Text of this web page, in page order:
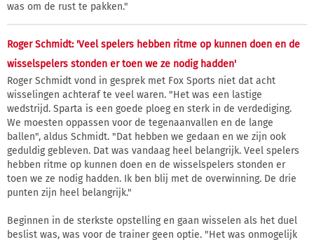
was om de rust te pakken."
Roger Schmidt: 'Veel spelers hebben ritme op kunnen doen en de
wisselspelers stonden er toen we ze nodig hadden'
Roger Schmidt vond in gesprek met Fox Sports niet dat acht
wisselingen achteraf te veel waren. "Het was een lastige
wedstrijd. Sparta is een goede ploeg en sterk in de verdediging.
We moesten oppassen voor de tegenaanvallen en de lange
ballen", aldus Schmidt. "Dat hebben we gedaan en we zijn ook
geduldig gebleven. Dat was vandaag heel belangrijk. Veel spelers
hebben ritme op kunnen doen en de wisselspelers stonden er
toen we ze nodig hadden. Ik ben blij met de overwinning. De drie
punten zijn heel belangrijk."
Beginnen in de sterkste opstelling en gaan wisselen als het duel
beslist was, was voor de trainer geen optie. "Het was onmogelijk